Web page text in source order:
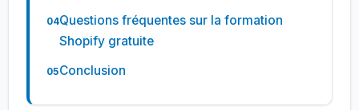
Questions fréquentes sur la formation
Shopify gratuite
Conclusion